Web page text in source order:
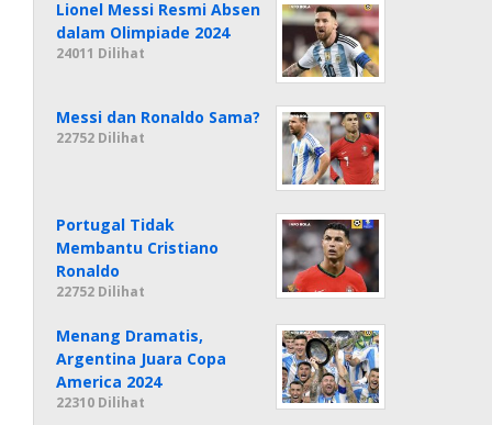
Lionel Messi Resmi Absen
dalam Olimpiade 2024
24011 Dilihat
Messi dan Ronaldo Sama?
22752 Dilihat
Portugal Tidak
Membantu Cristiano
Ronaldo
22752 Dilihat
Menang Dramatis,
Argentina Juara Copa
America 2024
22310 Dilihat